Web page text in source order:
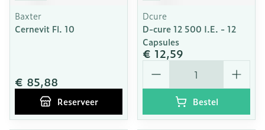
Baxter
Cernevit Fl. 10
€ 85,88
Reserveer
Dcure
D-cure 12 500 I.E. - 12
Capsules
€ 12,59
Aantal
Bestel